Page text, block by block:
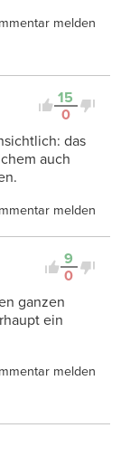
melden
15
0
das
auch
melden
9
0
ganzen
ein
melden